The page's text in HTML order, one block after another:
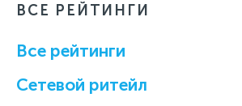
ВСЕ РЕЙТИНГИ
Все рейтинги
Cетевой ритейл